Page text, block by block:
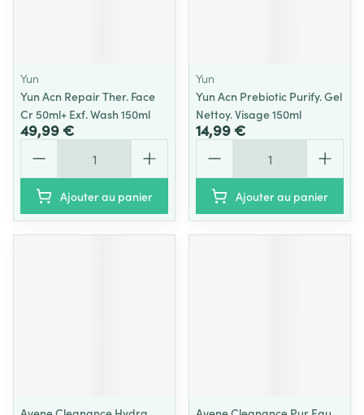
Yun
Yun Acn Repair Ther. Face
Cr 50ml+ Exf. Wash 150ml
49,99 €
Ajouter au panier
Yun
Yun Acn Prebiotic Purify. Gel
Nettoy. Visage 150ml
14,99 €
Ajouter au panier